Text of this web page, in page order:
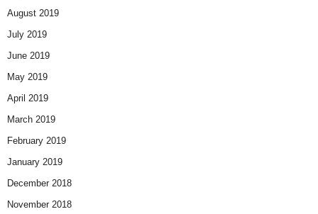
August 2019
July 2019
June 2019
May 2019
April 2019
March 2019
February 2019
January 2019
December 2018
November 2018